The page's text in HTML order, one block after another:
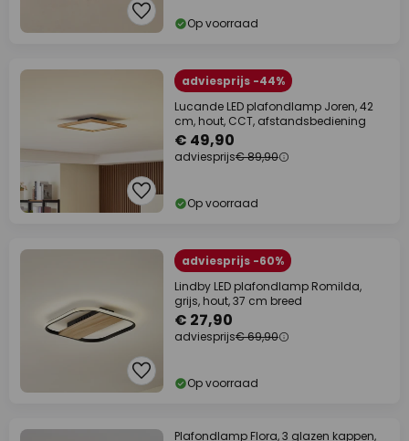
Op voorraad
adviesprijs -44%
Lucande LED plafondlamp Joren, 42
cm, hout, CCT, afstandsbediening
€ 49,90
adviesprijs€ 89,90
Op voorraad
adviesprijs -60%
Lindby LED plafondlamp Romilda,
grijs, hout, 37 cm breed
€ 27,90
adviesprijs€ 69,90
Op voorraad
Plafondlamp Flora, 3 glazen kappen,